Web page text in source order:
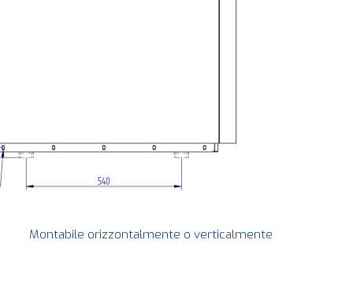
Montabile orizzontalmente o verticalmente